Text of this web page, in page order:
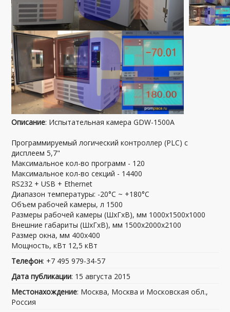
Описание: Испытательная камера GDW-1500A
Программируемый логический контроллер (PLC) с
дисплеем 5,7"
Максимальное кол-во программ - 120
Максимальное кол-во секций - 14400
RS232 + USB + Ethernet
Диапазон температуры: -20°C ~ +180°C
Объем рабочей камеры, л 1500
Размеры рабочей камеры (ШхГхВ), мм 1000х1500х1000
Внешние габариты (ШхГхВ), мм 1500х2000х2100
Размер окна, мм 400х400
Мощность, кВт 12,5 кВт
Телефон: +7 495 979-34-57
Дата публикации: 15 августа 2015
Местонахождение: Москва, Москва и Московская обл.,
Россия